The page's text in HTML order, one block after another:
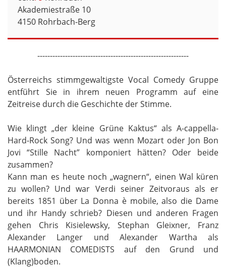
Akademiestraße 10
4150 Rohrbach-Berg
------------------------------------------------------------
Österreichs stimmgewaltigste Vocal Comedy Gruppe
entführt Sie in ihrem neuen Programm auf eine
Zeitreise durch die Geschichte der Stimme.
Wie klingt „der kleine Grüne Kaktus“ als A-cappella-
Hard-Rock Song? Und was wenn Mozart oder Jon Bon
Jovi “Stille Nacht” komponiert hätten? Oder beide
zusammen?
Kann man es heute noch „wagnern“, einen Wal küren
zu wollen? Und war Verdi seiner Zeitvoraus als er
bereits 1851 über La Donna è mobile, also die Dame
und ihr Handy schrieb? Diesen und anderen Fragen
gehen Chris Kisielewsky, Stephan Gleixner, Franz
Alexander Langer und Alexander Wartha als
HAARMONIAN COMEDISTS auf den Grund und
(Klang)boden.